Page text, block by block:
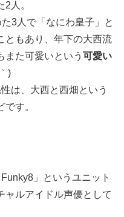
人。
3人で「なにわ皇子」と
ともあり、年下の大西流
また可愛いという 可愛い
)
は、大西と西畑という
す。
」というユニット
ャルアイドル声優として